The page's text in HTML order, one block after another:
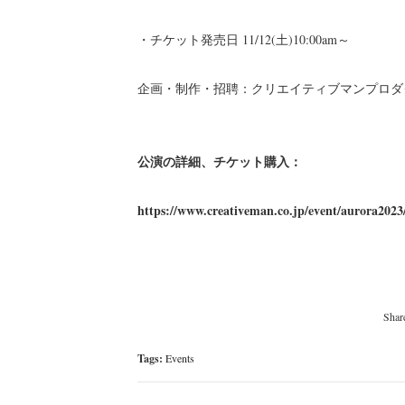
・チケット発売日 11/12(土)10:00am～
企画・制作・招聘：クリエイティブマンプロ
公演の詳細、チケット購入：
https://www.creativeman.co.jp/event/
Tags: Events